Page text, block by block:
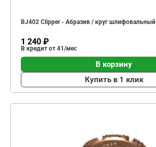
BJ402 Clipper - Абразив / круг шлифовальный
1 240 ₽
В кредит от 41/мес
В корзину
Купить в 1 клик